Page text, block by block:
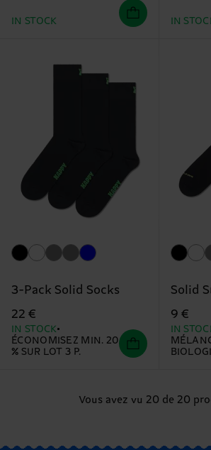
IN STOCK IN
3-Pack Solid Socks
22 €
IN STOCK
ÉCONOMISEZ MIN. 20
% SUR LOT 3 P.
Solid
9 €
IN
Vous avez vu 20 de 20